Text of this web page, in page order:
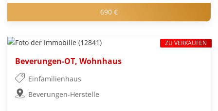
690 €
Beverungen-OT, Wohnhaus
Einfamilienhaus
Beverungen-Herstelle
ZU VERKAUFEN